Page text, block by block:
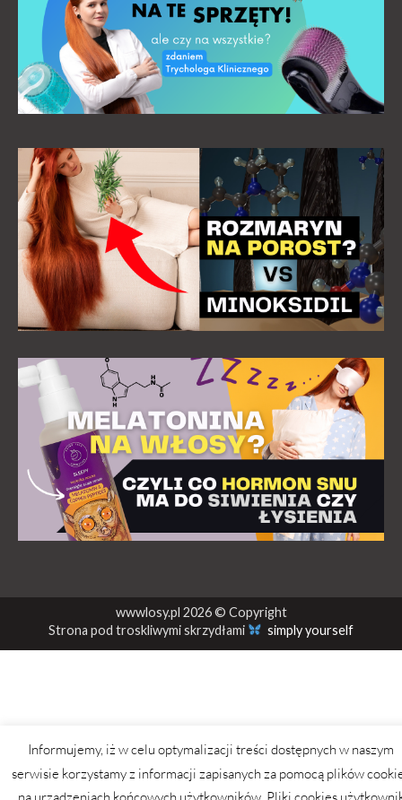
wwwlosy.pl 2026 © Copyright
Strona pod troskliwymi skrzydłami
simply yourself
Informujemy, iż w celu optymalizacji treści dostępnych w naszym
serwisie korzystamy z informacji zapisanych za pomocą plików